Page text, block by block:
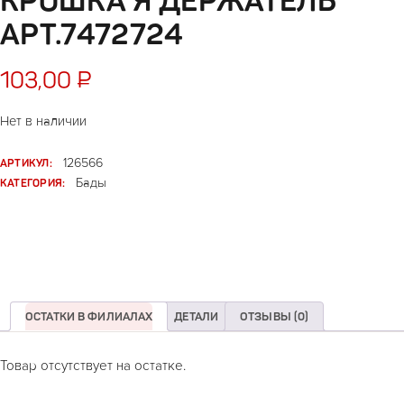
АРТ.7472724
103,00 ₽
Нет в наличии
АРТИКУЛ:
126566
КАТЕГОРИЯ:
Бады
ОСТАТКИ В ФИЛИАЛАХ ДЕТАЛИ ОТЗЫВЫ (0)
Товар отсутствует на остатке.